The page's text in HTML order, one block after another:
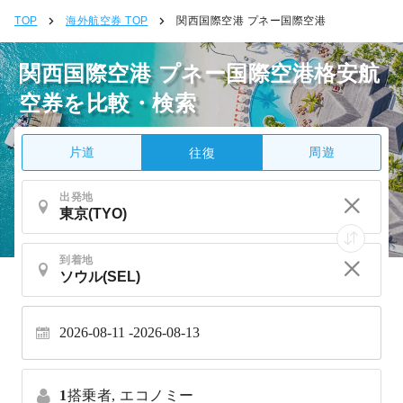
TOP 海外航空券 TOP 関西国際空港 プネー国際空港
関西国際空港 プネー国際空港格安航
空券を比較・検索
片道 往復 周遊
出発地
到着地
2026-08-11 2026-08-13
1搭乗者, エコノミー